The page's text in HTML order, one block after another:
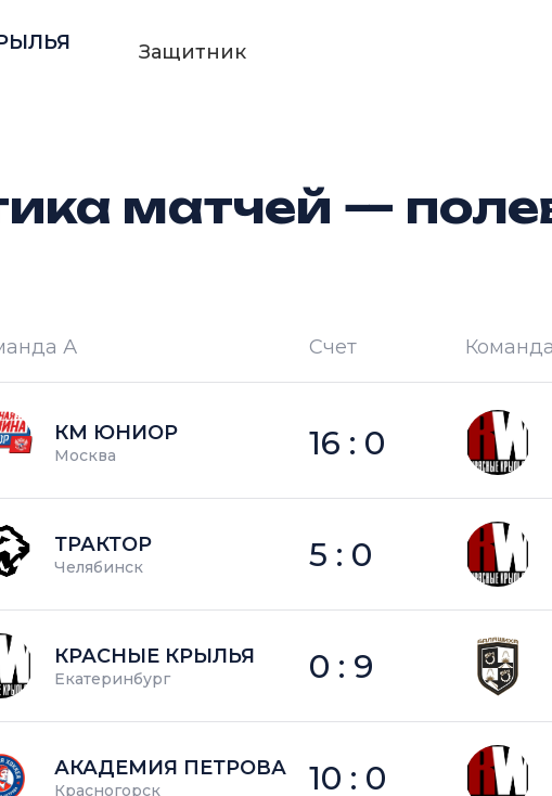
Защитник
матчей —
А Счет
КМ ЮНИОР
Москва 16 : 0
ТРАКТОР
Челябинск 5 : 0
КРАСНЫЕ КРЫЛЬЯ
Екатеринбург 0 : 9
АКАДЕМИЯ ПЕТРОВА
Красногорск 10 : 0